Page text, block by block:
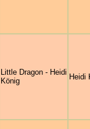
Little Dragon - Heidi
König
Heidi